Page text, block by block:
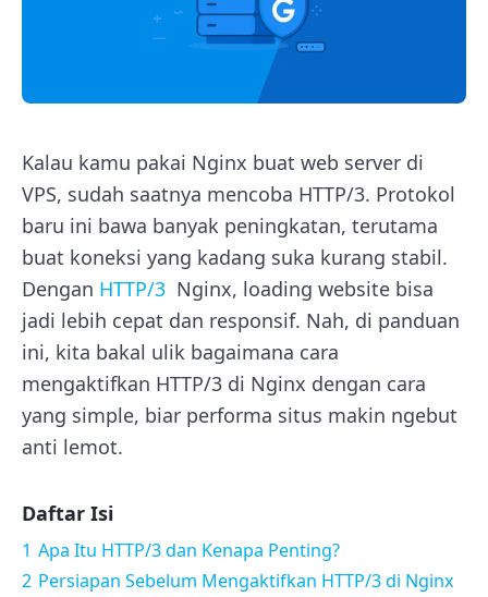
Kalau kamu pakai Nginx buat web server di
VPS, sudah saatnya mencoba HTTP/3. Protokol
baru ini bawa banyak peningkatan, terutama
buat koneksi yang kadang suka kurang stabil.
Dengan HTTP/3 Nginx, loading website bisa
jadi lebih cepat dan responsif. Nah, di panduan
ini, kita bakal ulik bagaimana cara
mengaktifkan HTTP/3 di Nginx dengan cara
yang simple, biar performa situs makin ngebut
anti lemot.
Daftar Isi
1 Apa Itu HTTP/3 dan Kenapa Penting?
2 Persiapan Sebelum Mengaktifkan HTTP/3 di Nginx